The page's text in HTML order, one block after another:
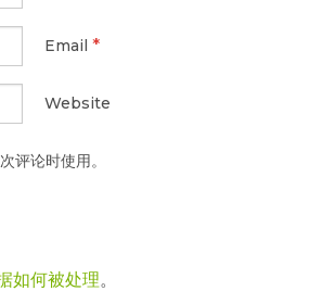
Email *
Website
评论时使用。
如何被处理。